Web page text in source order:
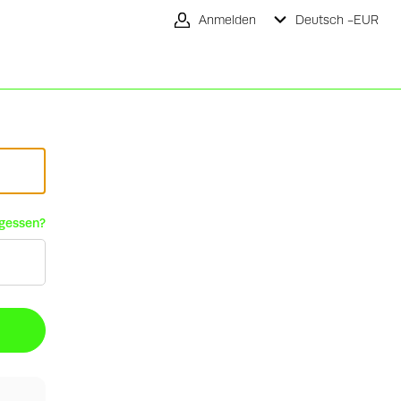
Anmelden Deutsch -EUR